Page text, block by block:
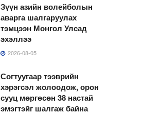
Зүүн азийн волейболын
аварга шалгаруулах
тэмцээн Монгол Улсад
эхэллээ
2026-08-05
Согтуугаар тээврийн
хэрэгсэл жолоодож, орон
сууц мөргөсөн 38 настай
эмэгтэйг шалгаж байна